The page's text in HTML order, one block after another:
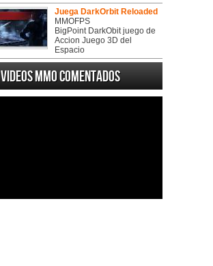
Juega DarkOrbit Reloaded
MMOFPS
BigPoint DarkObit juego de
Accion Juego 3D del
Espacio
Videos MMO Comentados